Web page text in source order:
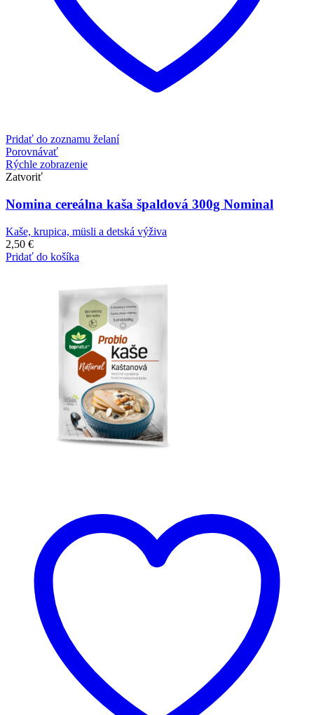
Pridať do zoznamu želaní
Porovnávať
Rýchle zobrazenie
Zatvoriť
Nomina cereálna kaša špaldová 300g Nominal
Kaše, krupica, müsli a detská výživa
2,50 €
Pridať do košíka